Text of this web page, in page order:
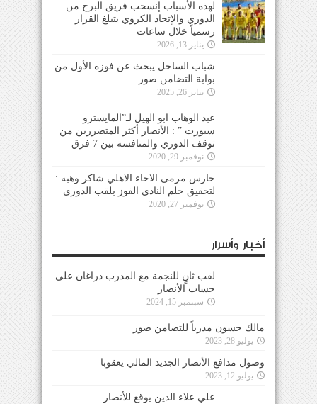
لهذه الأسباب إنسحب فريق البرج من
الدوري والإتحاد الكروي يتبلغ القرار
رسمياً خلال ساعات
يناير 13, 2026
شباب الساحل يبحث عن فوزه الأول من
بوابة التضامن صور
يناير 26, 2025
عبد الوهاب ابو الهيل لـ”المايسترو
سبورت ” : الأنصار أكثر المتضررين من
توقف الدوري والمنافسة بين 7 فرق
نوفمبر 29, 2020
حارس مرمى الاخاء الاهلي شاكر وهبه :
لتحقيق حلم النادي الفوز بلقب الدوري
نوفمبر 27, 2020
أخبار وأسرار
لقب ثانٍ للنجمة مع المدرب دراغان على
حساب الأنصار
سبتمبر 15, 2024
مالك حسون مدرباً للتضامن صور
يوليو 28, 2023
وصول مدافع الأنصار الجديد المالي يعقوبا
يوليو 12, 2023
علي علاء الدين يوقع للأنصار